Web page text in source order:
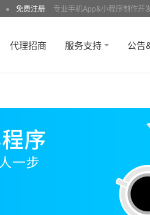
● 免费注册 专业手机App&小程序制作开
代理招商 服务支持 公告